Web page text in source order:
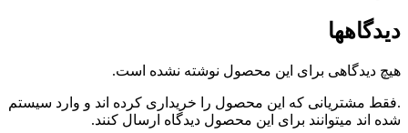
دیدگاهها
هیچ دیدگاهی برای این محصول نوشته نشده است.
.فقط مشتریانی که این محصول را خریداری کرده اند و وارد سیستم
شده اند میتوانند برای این محصول دیدگاه ارسال کنند.